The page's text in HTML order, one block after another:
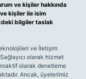
ve kişiler hakkında
kişiler ile isim
bilgiler taslak
ve İletişim
olarak hizmet
olarak denetleme
Ancak, üyelerimiz